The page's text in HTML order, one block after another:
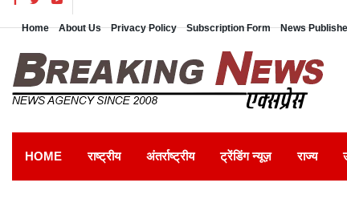
Home About Us Privacy Policy Subscription Form News
HOME राष्ट्रीय अंतर्राष्ट्रीय ट्रेंडिंग न्यूज़ राज्य